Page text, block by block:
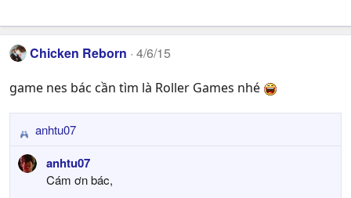
Chicken Reborn 4/6/15
game nes bác cần tìm là Roller Games nhé
R
e
a
anhtu07
anhtu07
Cám ơn bác,